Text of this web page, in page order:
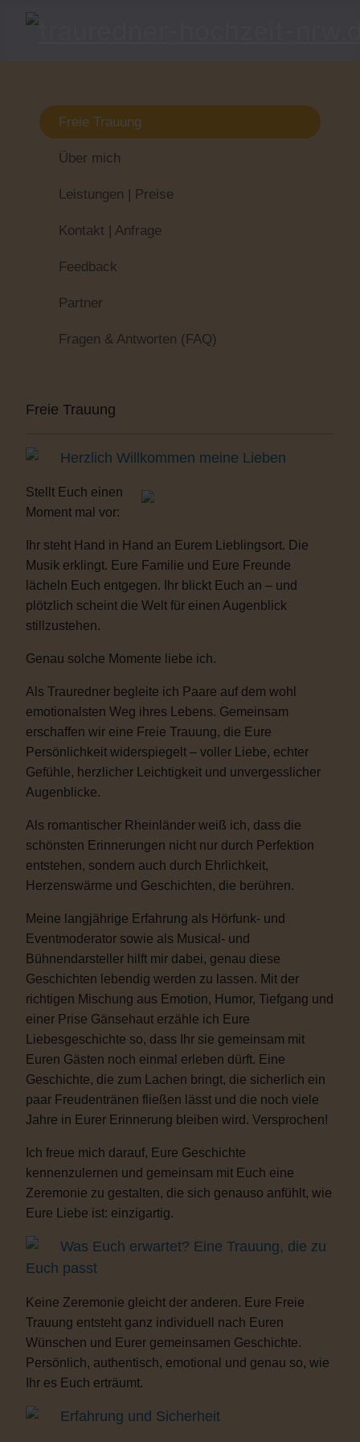
Freie Trauung
Über mich
Leistungen | Preise
Kontakt | Anfrage
Feedback
Partner
Fragen & Antworten (FAQ)
Freie Trauung
Herzlich Willkommen meine Lieben
Stellt Euch einen
Moment mal vor:
Ihr steht Hand in Hand an Eurem Lieblingsort. Die
Musik erklingt. Eure Familie und Eure Freunde
lächeln Euch entgegen. Ihr blickt Euch an – und
plötzlich scheint die Welt für einen Augenblick
stillzustehen.
Genau solche Momente liebe ich.
Als Trauredner begleite ich Paare auf dem wohl
emotionalsten Weg ihres Lebens. Gemeinsam
erschaffen wir eine Freie Trauung, die Eure
Persönlichkeit widerspiegelt – voller Liebe, echter
Gefühle, herzlicher Leichtigkeit und unvergesslicher
Augenblicke.
Als romantischer Rheinländer weiß ich, dass die
schönsten Erinnerungen nicht nur durch Perfektion
entstehen, sondern auch durch Ehrlichkeit,
Herzenswärme und Geschichten, die berühren.
Meine langjährige Erfahrung als Hörfunk- und
Eventmoderator sowie als Musical- und
Bühnendarsteller hilft mir dabei, genau diese
Geschichten lebendig werden zu lassen. Mit der
richtigen Mischung aus Emotion, Humor, Tiefgang und
einer Prise Gänsehaut erzähle ich Eure
Liebesgeschichte so, dass Ihr sie gemeinsam mit
Euren Gästen noch einmal erleben dürft. Eine
Geschichte, die zum Lachen bringt, die sicherlich ein
paar Freudentränen fließen lässt und die noch viele
Jahre in Eurer Erinnerung bleiben wird. Versprochen!
Ich freue mich darauf, Eure Geschichte
kennenzulernen und gemeinsam mit Euch eine
Zeremonie zu gestalten, die sich genauso anfühlt, wie
Eure Liebe ist: einzigartig.
Was Euch erwartet? Eine Trauung, die zu
Euch passt
Keine Zeremonie gleicht der anderen. Eure Freie
Trauung entsteht ganz individuell nach Euren
Wünschen und Eurer gemeinsamen Geschichte.
Persönlich, authentisch, emotional und genau so, wie
Ihr es Euch erträumt.
Erfahrung und Sicherheit